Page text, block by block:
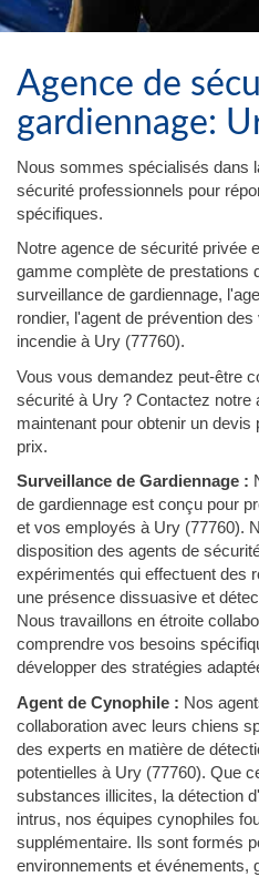
Agence de
gardiennage:
Nous sommes spécialisés dans
sécurité professionnels pour
spécifiques.
Notre agence de sécurité privée
gamme complète de prestations
surveillance de gardiennage,
rondier, l'agent de prévention
incendie à Ury (77760).
Vous vous demandez peut-être
sécurité à Ury ? Contactez notre
maintenant pour obtenir un
prix.
Surveillance de Gardiennage :
de gardiennage est conçu pour
et vos employés à Ury (77760).
disposition des agents de
expérimentés qui effectuent des
une présence dissuasive et
Nous travaillons en étroite
comprendre vos besoins
développer des stratégies
Agent de Cynophile : Nos
collaboration avec leurs chiens
des experts en matière de
potentielles à Ury (77760). Que
substances illicites, la détection
intrus, nos équipes cynophiles
supplémentaire. Ils sont formés
environnements et événements,